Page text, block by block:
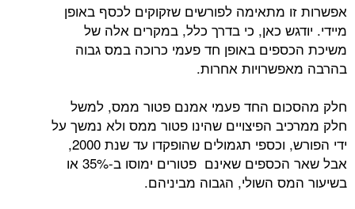
אפשרות זו מתאימה לפורשים שזקוקים לכסף באופן
מיידי. יודגש כאן, כי בדרך כלל, במקרים אלה של
משיכת הכספים באופן חד פעמי כרוכה במס גבוה
בהרבה מאפשרויות אחרות.
חלק מהסכום החד פעמי אמנם פטור ממס, למשל
חלק ממרכיב הפיצויים שהינו פטור ממס ולא נמשך על
ידי הפורש, וכספי תגמולים שהופקדו עד שנת 2000,
אבל שאר הכספים שאינם פטורים ימוסו ב-35% או
בשיעור המס השולי, הגבוה מביניהם.